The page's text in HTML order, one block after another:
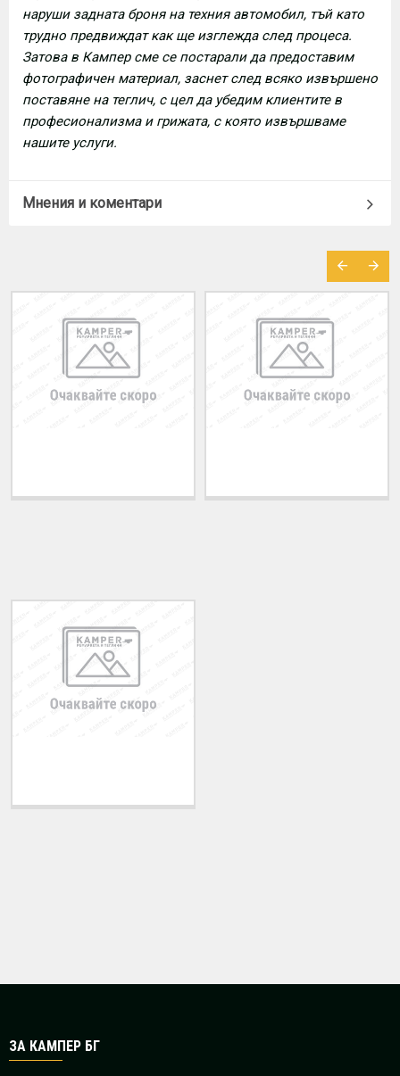
наруши задната броня на техния автомобил, тъй като
трудно предвиждат как ще изглежда след процеса.
Затова в Кампер сме се постарали да предоставим
фотографичен материал, заснет след всяко извършено
поставяне на теглич, с цел да убедим клиентите в
професионализма и грижата, с която извършваме
нашите услуги.
Мнения и коментари
ЗА КАМПЕР БГ